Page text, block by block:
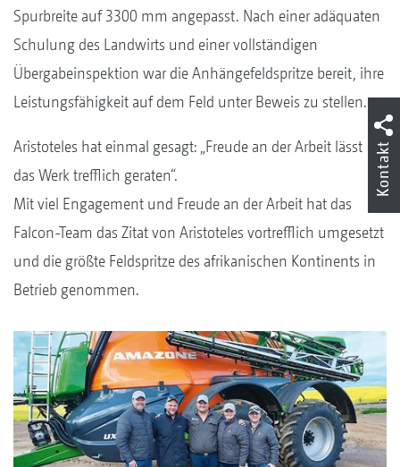
Spurbreite auf 3300 mm angepasst. Nach einer adäquaten
Schulung des Landwirts und einer vollständigen
Übergabeinspektion war die Anhängefeldspritze bereit, ihre
Leistungsfähigkeit auf dem Feld unter Beweis zu stellen.
Aristoteles hat einmal gesagt: „Freude an der Arbeit lässt
das Werk trefflich geraten“.
Mit viel Engagement und Freude an der Arbeit hat das
Falcon-Team das Zitat von Aristoteles vortrefflich umgesetzt
und die größte Feldspritze des afrikanischen Kontinents in
Betrieb genommen.
Kontakt